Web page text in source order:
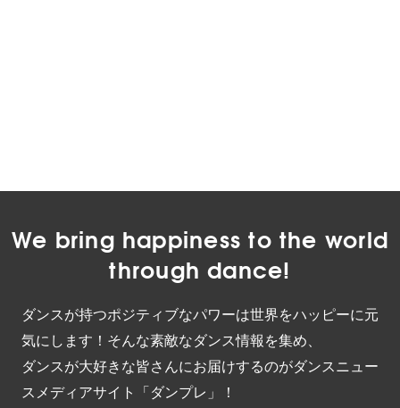
We bring happiness to the world
through dance!
ダンスが持つポジティブなパワーは世界をハッピーに元
気にします！そんな素敵なダンス情報を集め、
ダンスが大好きな皆さんにお届けするのがダンスニュー
スメディアサイト「ダンプレ」！